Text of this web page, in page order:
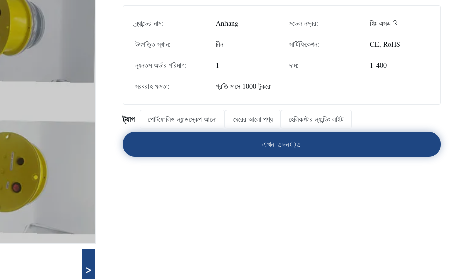
>
ব্র্যান্ডের নাম: Anhang মডেল নম্বর: হিঃ-এসএ-বি
উৎপত্তি স্থান: চীন সার্টিফিকেশন: CE, RoHS
ন্যূনতম অর্ডার পরিমাণ: 1 দাম: 1-400
সরবরাহ ক্ষমতা: প্রতি মাসে 1000 টুকরো
ট্যাগ পোর্টফোলিও ল্যান্ডস্কেপ আলো ঘেরের আলো পণ্য হেলিকপ্টার ল্যান্ডিং লাইট
এখন তদন্ত